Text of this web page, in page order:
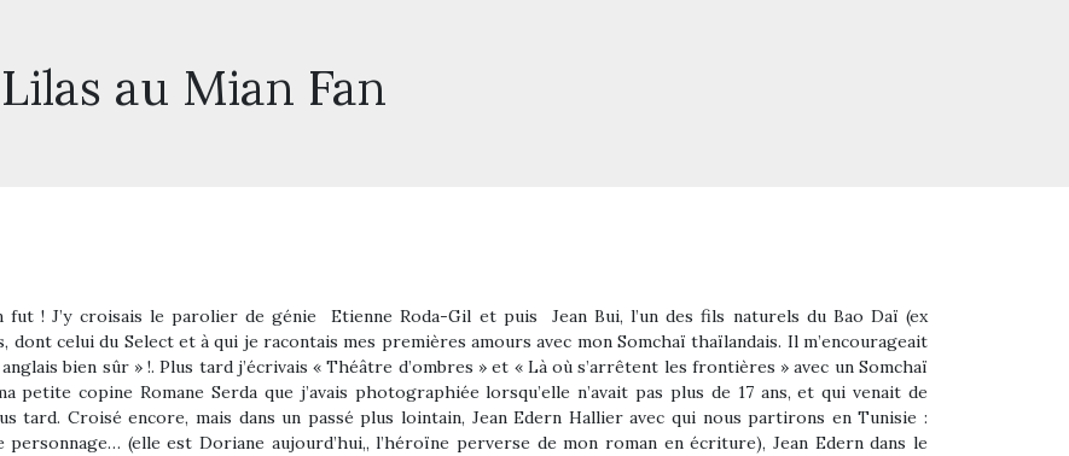
au Mian Fan
fut ! J’y croisais le parolier de génie Etienne Roda-Gil et puis Jean Bui, l’un des fils naturels du Bao Daï (ex
dont celui du Select et à qui je racontais mes premières amours avec mon Somchaï thaïlandais. Il m’encourageait
bien sûr » !.Plus tard j’écrivais « Théâtre d’ombres » et « Là où s’arrêtent les frontières » avec un Somchaï
copine Romane Serda que j’avais photographiée lorsqu’elle n’avait pas plus de 17 ans, et qui venait de
tard. Croisé encore, mais dans un passé plus lointain, Jean Edern Hallier avec qui nous partirons en Tunisie :
(elle est Doriane aujourd’hui,, l’héroïne perverse de mon roman en écriture), Jean Edern dans le